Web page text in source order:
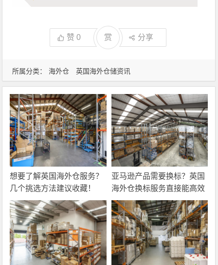
所属分类： 海外仓 英国海外仓储资讯
赞0 赏 分享
想要了解英国海外仓服务？
几个挑选方法建议收藏！
亚马逊产品需要换标？英国
海外仓换标服务直接能高效
解决！